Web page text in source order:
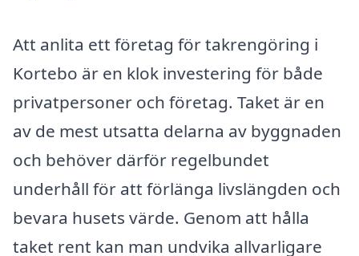
Att anlita ett företag för takrengöring i
Kortebo är en klok investering för både
privatpersoner och företag. Taket är en
av de mest utsatta delarna av byggnaden
och behöver därför regelbundet
underhåll för att förlänga livslängden och
bevara husets värde. Genom att hålla
taket rent kan man undvika allvarligare